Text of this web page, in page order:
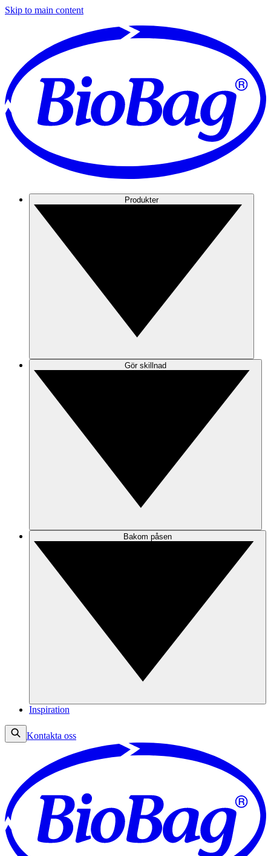
Skip to main content
Produkter
Gör skillnad
Bakom påsen
Inspiration
Kontakta oss